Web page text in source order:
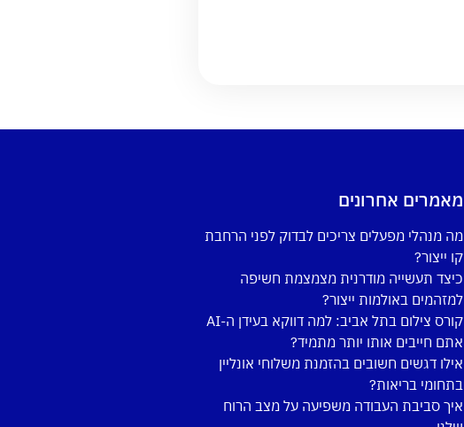
מאמרים אחרונים
מה מנהלי מפעלים צריכים לבדוק לפני הרחבת
קו ייצור?
כיצד תעשייה מודרנית מצמצמת חשיפה
למזהמים באולמות ייצור?
קורס צילום בתל אביב: למה דווקא בעידן ה-AI
אתם חייבים אותו יותר מתמיד?
אילו דגשים חשובים בהזמנת משלוחי אונליין
בתחומי בריאות?
איך סביבת העבודה משפיעה על מצב הרוח